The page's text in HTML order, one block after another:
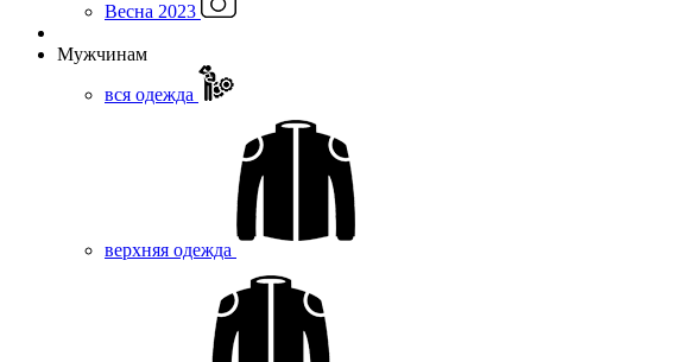
Весна 2023
Мужчинам
вся одежда
верхняя одежда